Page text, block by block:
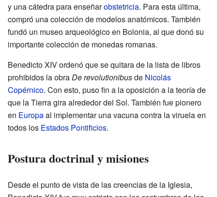
y una cátedra para enseñarobstetricia. Para esta última,
compró una colección de modelos anatómicos. También
fundó un museo arqueológico en Bolonia, al que donó su
importante colección de monedas romanas.
Benedicto XIV ordenó que se quitara de la lista de libros
prohibidos la obraDe revolutionibusde Nicolás
Copérnico. Con esto, puso fin a la oposición a la teoría de
que la Tierra gira alrededor del Sol. También fue pionero
en Europaal implementar una vacuna contra la viruela en
todos los Estados Pontificios.
Postura doctrinal y misiones
Desde el punto de vista de las creencias de la Iglesia,